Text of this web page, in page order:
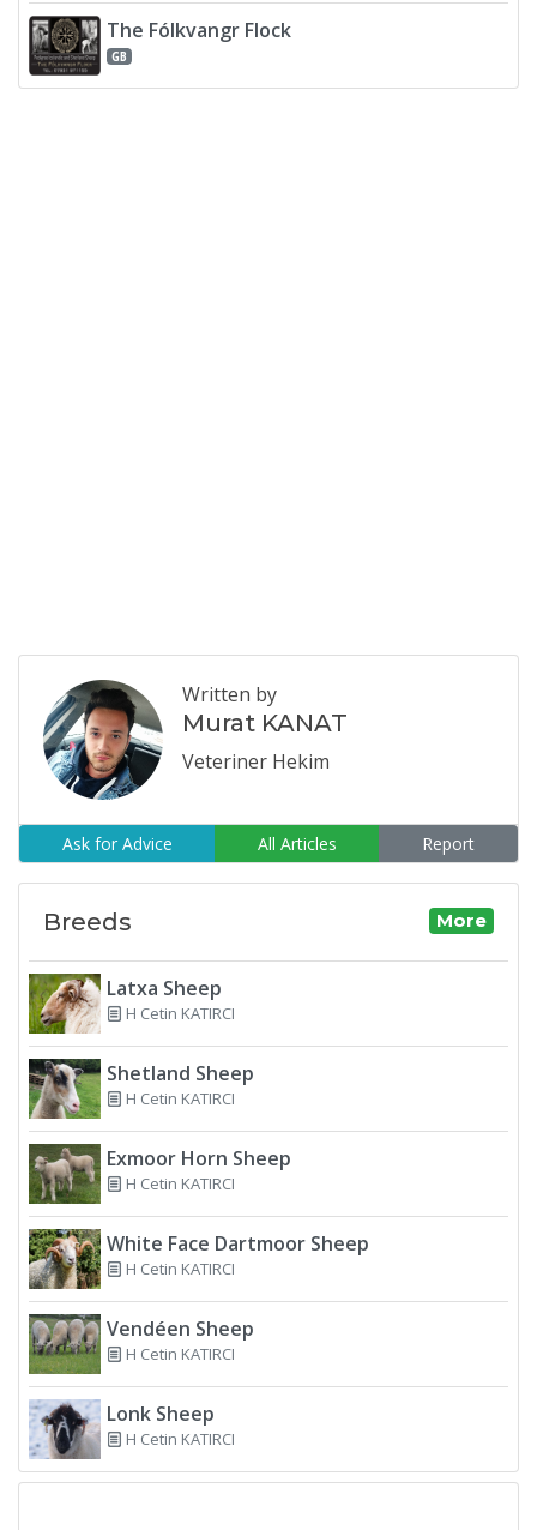
The Fólkvangr Flock
GB
Written by
Murat KANAT
Veteriner Hekim
Ask for Advice All Articles Report
Breeds More
Latxa Sheep
H Cetin KATIRCI
Shetland Sheep
H Cetin KATIRCI
Exmoor Horn Sheep
H Cetin KATIRCI
White Face Dartmoor Sheep
H Cetin KATIRCI
Vendéen Sheep
H Cetin KATIRCI
Lonk Sheep
H Cetin KATIRCI